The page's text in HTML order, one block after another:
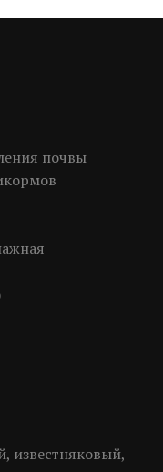
почвы
известняковый,